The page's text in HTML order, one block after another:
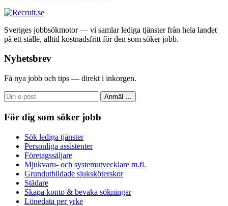
Sveriges jobbsökmotor — vi samlar lediga tjänster från hela landet
på ett ställe, alltid kostnadsfritt för den som söker jobb.
Nyhetsbrev
Få nya jobb och tips — direkt i inkorgen.
Anmäl …
För dig som söker jobb
Sök lediga tjänster
Personliga assistenter
Företagssäljare
Mjukvaru- och systemutvecklare m.fl.
Grundutbildade sjuksköterskor
Städare
Skapa konto & bevaka sökningar
Lönedata per yrke